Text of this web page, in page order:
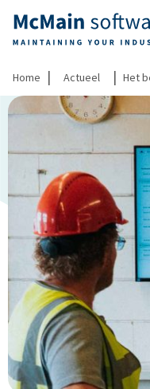
Home | Actueel | Het